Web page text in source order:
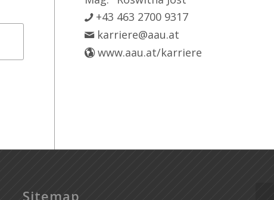
+43 463 2700 9317
karriere@aau.at
www.aau.at/karriere
Sitemap